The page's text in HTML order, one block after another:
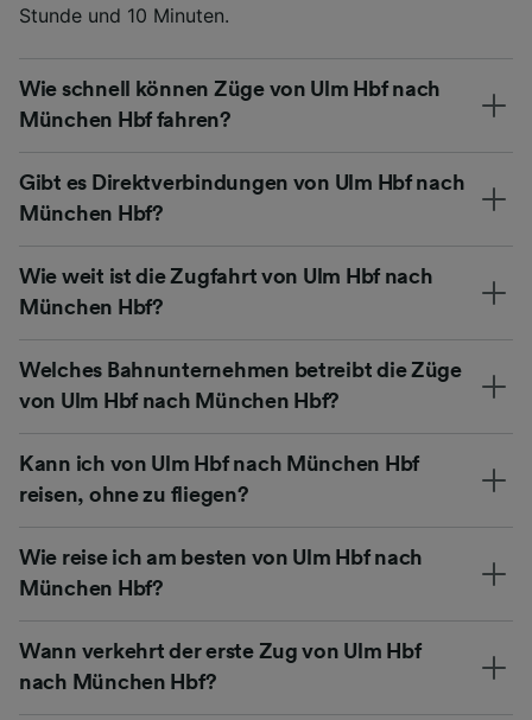
Stunde und 10 Minuten.
Wie schnell können Züge von Ulm Hbf nach
München Hbf fahren?
Gibt es Direktverbindungen von Ulm Hbf nach
München Hbf?
Wie weit ist die Zugfahrt von Ulm Hbf nach
München Hbf?
Welches Bahnunternehmen betreibt die Züge
von Ulm Hbf nach München Hbf?
Kann ich von Ulm Hbf nach München Hbf
reisen, ohne zu fliegen?
Wie reise ich am besten von Ulm Hbf nach
München Hbf?
Wann verkehrt der erste Zug von Ulm Hbf
nach München Hbf?